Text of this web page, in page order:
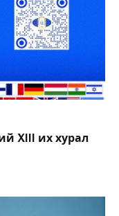
XIII их хурал